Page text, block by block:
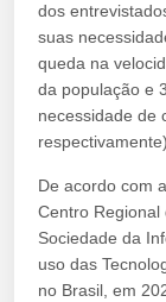
dos
suas
queda na
da população e
necessidade de
respectivamente).
De acordo com
Centro Regional
Sociedade da
uso das
no Brasil, em